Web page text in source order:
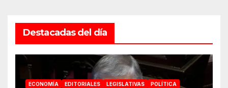
Destacadas del día
ECONOMÍA EDITORIALES LEGISLATIVAS
POLÍTICA